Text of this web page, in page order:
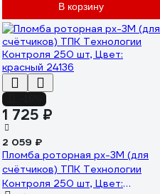
В корзину
1 725 ₽
2 059 ₽
Пломба роторная рх-3М (для
счётчиков) ТПК Технологии
Контроля 250 шт, Цвет: